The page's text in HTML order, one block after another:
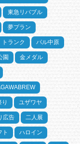
東急リバブル
夢プラン
トランク パル中原
園 金メダル
ユザワヤ
広告 二人展
ト ハロイン